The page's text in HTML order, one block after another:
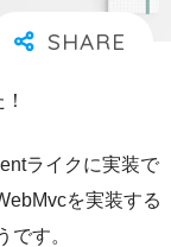
ライクに実装で
を実装する
す。